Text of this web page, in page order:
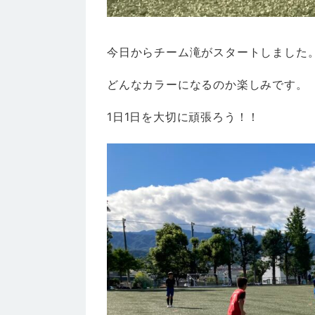
今日からチーム滝がスタートしました
どんなカラーになるのか楽しみです。
1日1日を大切に頑張ろう！！